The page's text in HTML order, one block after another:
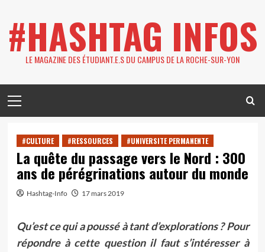
content
#HASHTAG INFOS
LE MAGAZINE DES ÉTUDIANT.E.S DU CAMPUS DE LA ROCHE-SUR-YON
Menu
#CULTURE #RESSOURCES #UNIVERSITE PERMANENTE
La quête du passage vers le Nord : 300
ans de pérégrinations autour du monde
Hashtag-Info 17 mars 2019
Qu’est ce qui a poussé à tant d’explorations ? Pour
répondre à cette question il faut s’intéresser à